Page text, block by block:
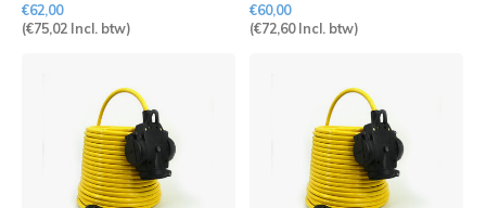
€62,00
(€75,02Incl. btw)
H07BQ-F
€60,00
(€72,60Incl. btw)